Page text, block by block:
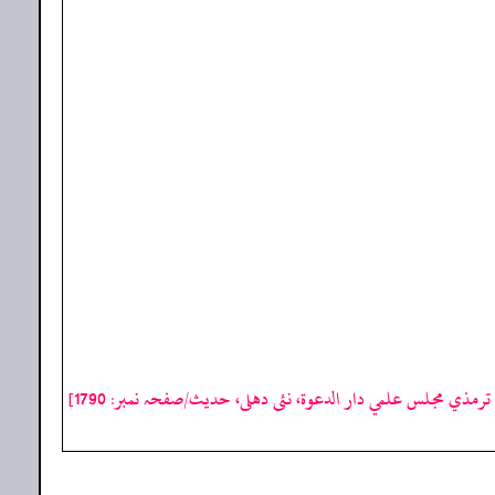
مجلس علمي دار الدعوة، نئى دهلى، حدیث/صفحہ نمبر: 1790]